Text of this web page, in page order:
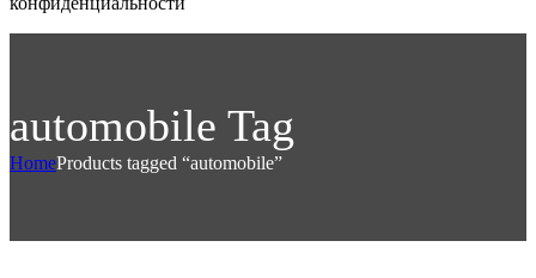
automobile Tag
HomeProducts tagged “automobile”